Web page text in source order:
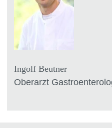
Ingolf Beutner
Oberarzt